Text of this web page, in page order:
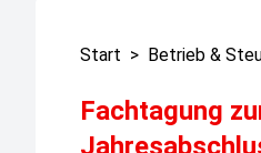
Start > Betrieb &
Fachtagung